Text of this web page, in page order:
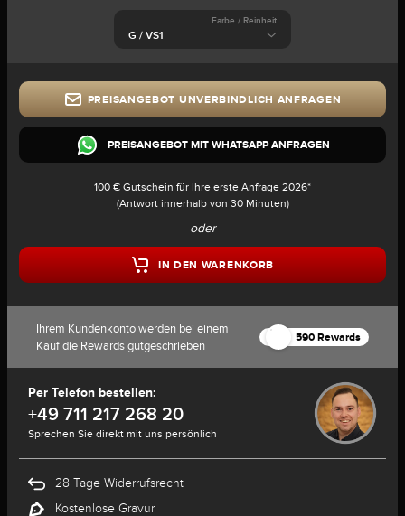
Farbe / Reinheit
PREISANGEBOT UNVERBINDLICH ANFRAGEN
PREISANGEBOT MIT WHATSAPP ANFRAGEN
100 € Gutschein für Ihre erste Anfrage 2026*
(Antwort innerhalb von 30 Minuten)
oder
IN DEN WARENKORB
Ihrem Kundenkonto werden bei einem
Kauf die Rewards gutgeschrieben
590 Rewards
Per Telefon bestellen:
+49 711 217 268 20
Sprechen Sie direkt mit uns persönlich
28 Tage Widerrufsrecht
Kostenlose Gravur